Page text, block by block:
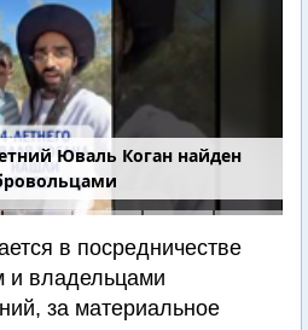
Юваль Коган найден
в посредничестве
и владельцами
за материальное